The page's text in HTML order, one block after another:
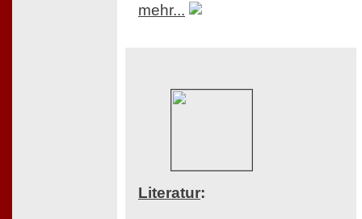
mehr...
Literatur: